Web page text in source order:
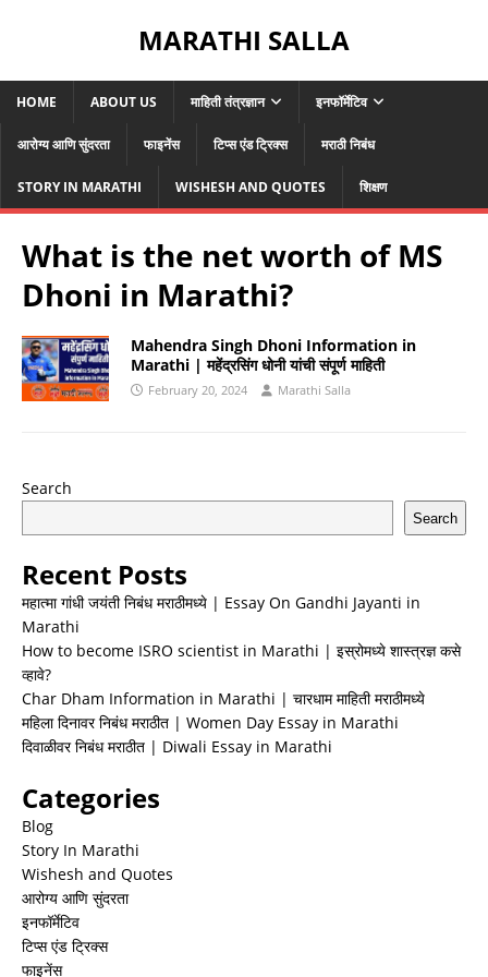
MARATHI SALLA
HOME ABOUT US माहिती तंत्रज्ञान इनफॉर्मेटिव
आरोग्य आणि सुंदरता फाइनेंस टिप्स एंड ट्रिक्स मराठी निबंध
STORY IN MARATHI WISHESH AND QUOTES शिक्षण
What is the net worth of MS
Dhoni in Marathi?
Mahendra Singh Dhoni Information in
Marathi | महेंद्रसिंग धोनी यांची संपूर्ण माहिती
February 20, 2024 Marathi Salla
Search
Search
Recent Posts
महात्मा गांधी जयंती निबंध मराठीमध्ये | Essay On Gandhi Jayanti in
Marathi
How to become ISRO scientist in Marathi | इस्रोमध्ये शास्त्रज्ञ कसे
व्हावे?
Char Dham Information in Marathi | चारधाम माहिती मराठीमध्ये
महिला दिनावर निबंध मराठीत | Women Day Essay in Marathi
दिवाळीवर निबंध मराठीत | Diwali Essay in Marathi
Categories
Blog
Story In Marathi
Wishesh and Quotes
आरोग्य आणि सुंदरता
इनफॉर्मेटिव
टिप्स एंड ट्रिक्स
फाइनेंस